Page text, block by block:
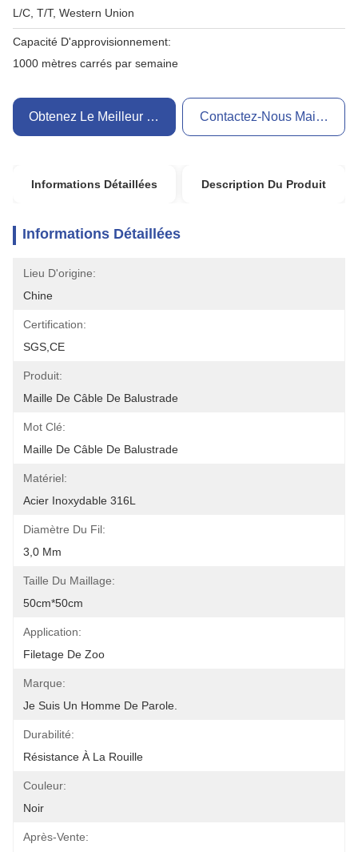
L/C, T/T, Western Union
Capacité D'approvisionnement:
1000 mètres carrés par semaine
Obtenez Le Meilleur Prix Contactez-Nous Maintenant
Informations Détaillées Description Du Produit
Informations Détaillées
Lieu D'origine:
Chine
Certification:
SGS,CE
Produit:
Maille De Câble De Balustrade
Mot Clé:
Maille De Câble De Balustrade
Matériel:
Acier Inoxydable 316L
Diamètre Du Fil:
3,0 Mm
Taille Du Maillage:
50cm*50cm
Application:
Filetage De Zoo
Marque:
Je Suis Un Homme De Parole.
Durabilité:
Résistance À La Rouille
Couleur:
Noir
Après-Vente: